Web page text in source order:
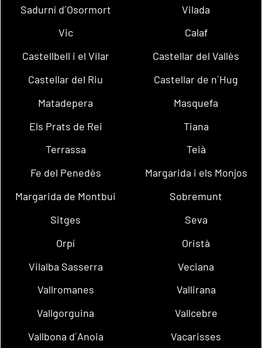
Sadurní d´Osormort
Vilada
Vic
Calaf
Castellbell i el Vilar
Castellar del Vallès
Castellar del Riu
Castellar de n´Hug
Matadepera
Masquefa
Els Prats de Rei
Tiana
Terrassa
Teià
Fe del Penedès
Margarida i els Monjos
Margarida de Montbui
Sobremunt
Sitges
Seva
Orpí
Oristà
Vilalba Sasserra
Veciana
Vallromanes
Vallirana
Vallgorguina
Vallcebre
Vallbona d´Anoia
Vacarisses